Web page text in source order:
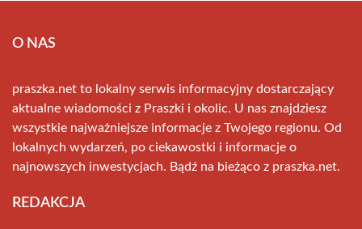
O NAS
praszka.net to lokalny serwis informacyjny dostarczający
aktualne wiadomości z Praszki i okolic. U nas znajdziesz
wszystkie najważniejsze informacje z Twojego regionu. Od
lokalnych wydarzeń, po ciekawostki i informacje o
najnowszych inwestycjach. Bądź na bieżąco z praszka.net.
REDAKCJA